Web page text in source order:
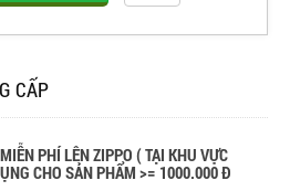
CẤP
PHÍ LÊN ZIPPO ( TẠI KHU VỰC
CHO SẢN PHẨM >= 1000.000 Đ